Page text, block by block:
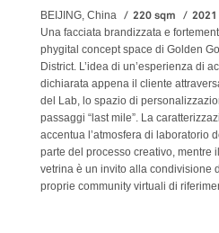
BEIJING, China 220 sqm 2021
Una facciata brandizzata e
phygital concept space di Golden
District. L’idea di un’esperienza di
dichiarata appena il cliente
del Lab, lo spazio di
passaggi “last mile”. La
accentua l’atmosfera di laboratorio
parte del processo creativo, mentre
vetrina è un invito alla condivisione
proprie community virtuali di